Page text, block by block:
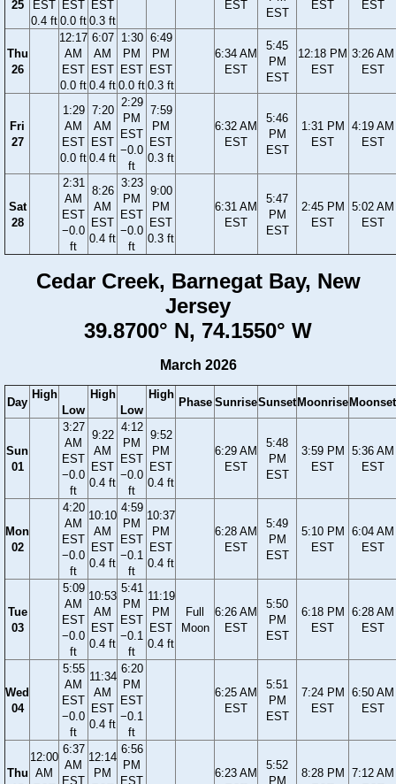
25
EST
0.4 ft
EST
0.0 ft
EST
0.3 ft
EST
EST
EST
EST
Thu
26
12:17
AM
EST
0.0 ft
6:07
AM
EST
0.4 ft
1:30
PM
EST
0.0 ft
6:49
PM
EST
0.3 ft
6:34 AM
EST
5:45
PM
EST
12:18 PM
EST
3:26 AM
EST
Fri
27
1:29
AM
EST
0.0 ft
7:20
AM
EST
0.4 ft
2:29
PM
EST
−0.0
ft
7:59
PM
EST
0.3 ft
6:32 AM
EST
5:46
PM
EST
1:31 PM
EST
4:19 AM
EST
Sat
28
2:31
AM
EST
−0.0
ft
8:26
AM
EST
0.4 ft
3:23
PM
EST
−0.0
ft
9:00
PM
EST
0.3 ft
6:31 AM
EST
5:47
PM
EST
2:45 PM
EST
5:02 AM
EST
Cedar Creek, Barnegat Bay, New
Jersey
39.8700° N, 74.1550° W
March 2026
Day
High
Low
High
Low
High
Phase SunriseSunset Moonrise Moonset
Sun
01
3:27
AM
EST
−0.0
ft
9:22
AM
EST
0.4 ft
4:12
PM
EST
−0.0
ft
9:52
PM
EST
0.4 ft
6:29 AM
EST
5:48
PM
EST
3:59 PM
EST
5:36 AM
EST
Mon
02
4:20
AM
EST
−0.0
ft
10:10
AM
EST
0.4 ft
4:59
PM
EST
−0.1
ft
10:37
PM
EST
0.4 ft
6:28 AM
EST
5:49
PM
EST
5:10 PM
EST
6:04 AM
EST
Tue
03
5:09
AM
EST
−0.0
ft
10:53
AM
EST
0.4 ft
5:41
PM
EST
−0.1
ft
11:19
PM
EST
0.4 ft
Full
Moon
6:26 AM
EST
5:50
PM
EST
6:18 PM
EST
6:28 AM
EST
Wed
04
5:55
AM
EST
−0.0
ft
11:34
AM
EST
0.4 ft
6:20
PM
EST
−0.1
ft
6:25 AM
EST
5:51
PM
EST
7:24 PM
EST
6:50 AM
EST
Thu
12:00
AM
6:37
AM
EST
12:14
PM
6:56
PM
EST
6:23 AM
5:52
PM
8:28 PM
7:12 AM